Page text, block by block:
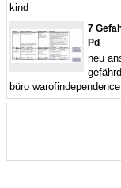
kind
7
Pd
neu
büro warofindependence